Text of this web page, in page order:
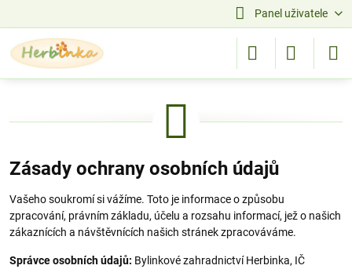
Panel uživatele
Zásady ochrany osobních údajů
Vašeho soukromí si vážíme. Toto je informace o způsobu
zpracování, právním základu, účelu a rozsahu informací, jež o našich
zákaznících a návštěvnících našich stránek zpracováváme.
Správce osobních údajů: Bylinkové zahradnictví Herbinka, IČ